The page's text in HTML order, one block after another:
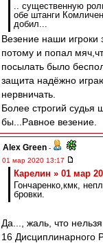
.. существенную
обе штанги
добил...
Везение наши игроки
потому и попал
посылать было
защита надёжно
нервничать.
Более строгий судья
бы...Равное везение.
Alex Green -
01 мар 2020 13:17
Карелин » 01 мар
Гончаренко,кмк,
бровки.
Да..., жаль, что
16 Дисциплинарного